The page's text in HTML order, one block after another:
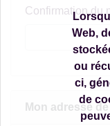
Confirmation du
Mon adresse
Web,
ou
ci,
de